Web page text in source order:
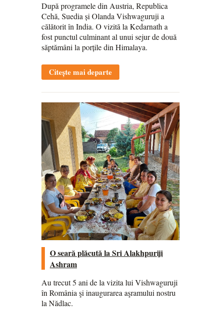
După programele din Austria, Republica
Cehă, Suedia și Olanda Vishwaguruji a
călătorit în India. O vizită la Kedarnath a
fost punctul culminant al unui sejur de două
săptămâni la porțile din Himalaya.
Citește mai departe
O seară plăcută la Sri Alakhpuriji
Ashram
Au trecut 5 ani de la vizita lui Vishwaguruji
în România şi inaugurarea aşramului nostru
la Nădlac.